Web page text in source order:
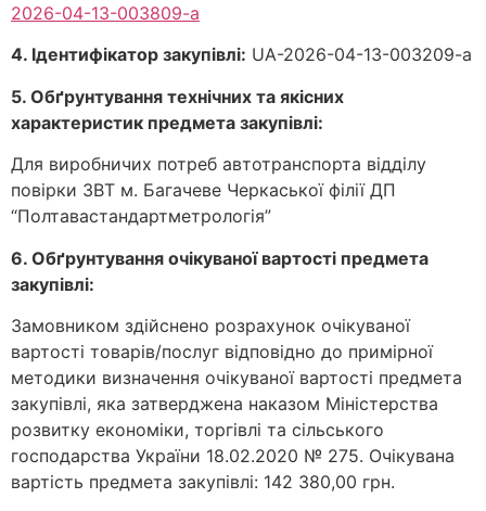
2026-04-13-003809-a
4. Ідентифікатор закупівлі: UA-2026-04-13-003209-a
5. Обґрунтування технічних та якісних
характеристик предмета закупівлі:
Для виробничих потреб автотранспорта відділу
повірки ЗВТ м. Багачеве Черкаської філії ДП
“Полтавастандартметрологія”
6. Обґрунтування очікуваної вартості предмета
закупівлі:
Замовником здійснено розрахунок очікуваної
вартості товарів/послуг відповідно до примірної
методики визначення очікуваної вартості предмета
закупівлі, яка затверджена наказом Міністерства
розвитку економіки, торгівлі та сільського
господарства України 18.02.2020 № 275. Очікувана
вартість предмета закупівлі: 142 380,00 грн.